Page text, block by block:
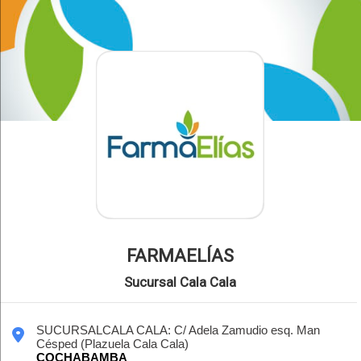
FARMAELÍAS
Sucursal Cala Cala
SUCURSALCALA CALA: C/ Adela Zamudio esq. Man
Césped (Plazuela Cala Cala)
COCHABAMBA